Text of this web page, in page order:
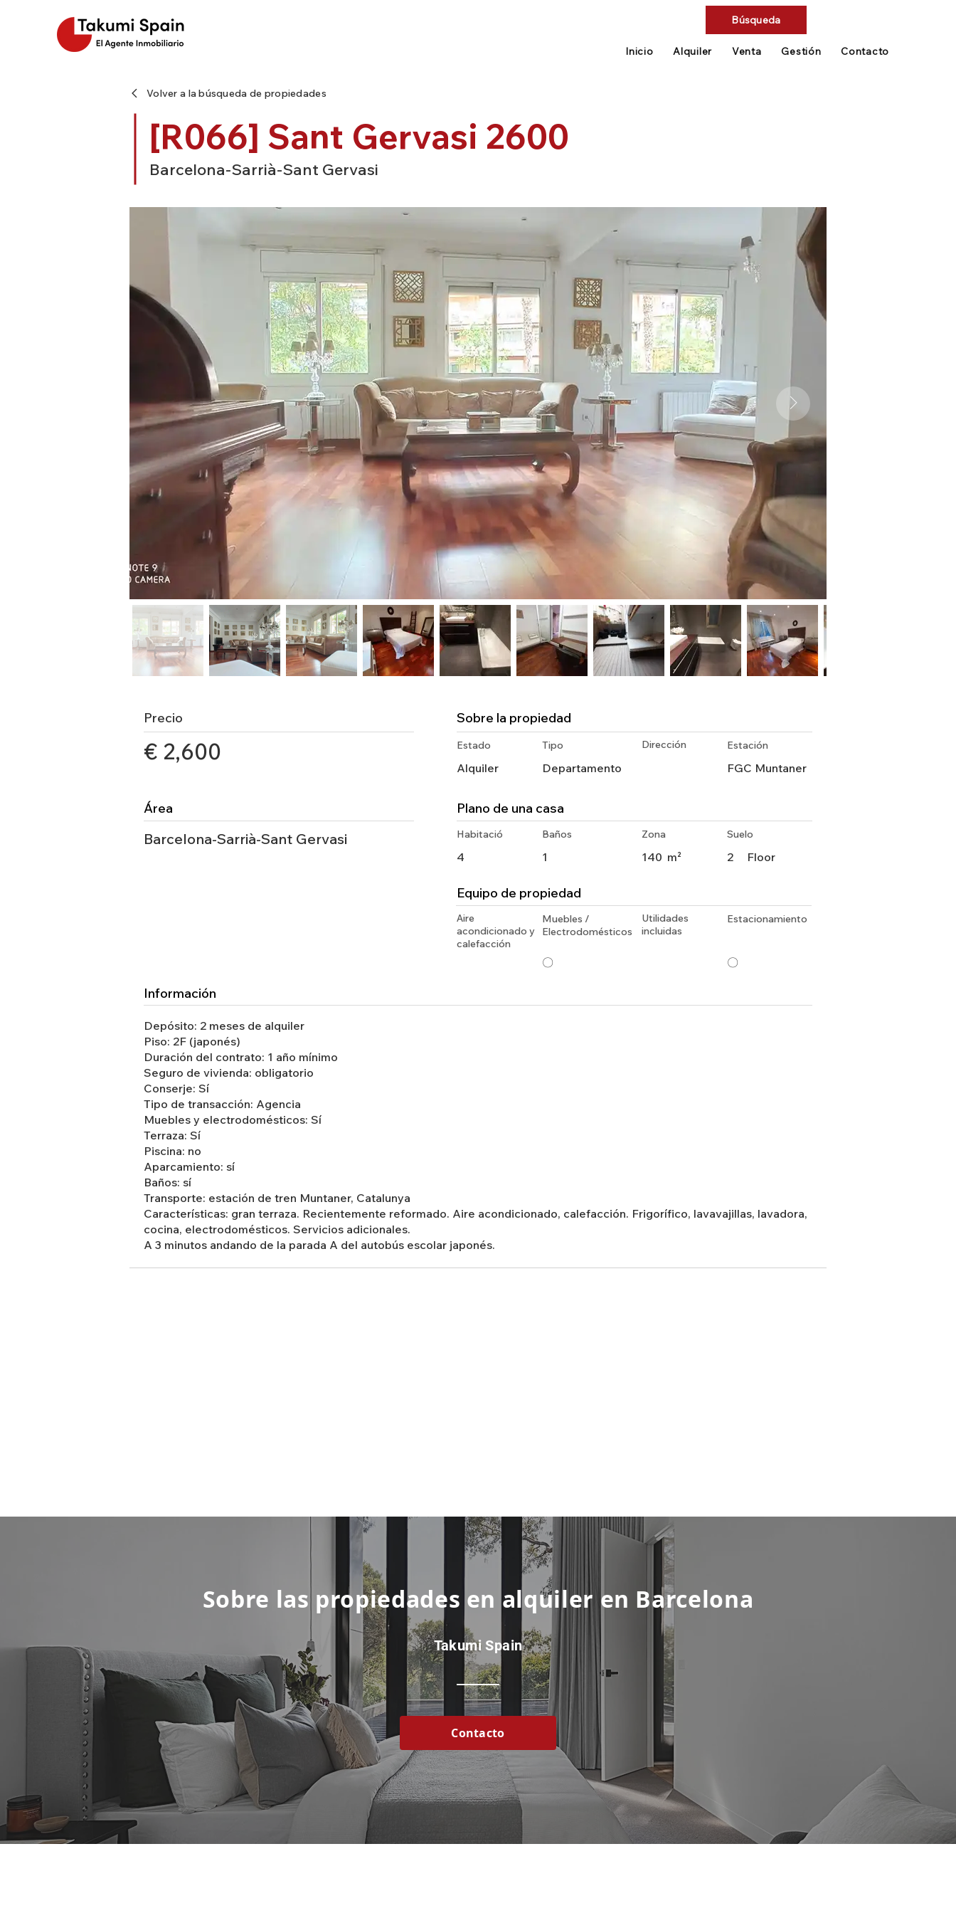
Búsqueda
Inicio Alquiler Venta Gestión Contacto
Volver a la búsqueda de propiedades
[R066] Sant Gervasi 2600
Barcelona-Sarrià-Sant Gervasi
Precio
€ 2,600
Área
Barcelona-Sarrià-Sant Gervasi
Sobre la propiedad
Estado
Alquiler
Tipo
Departamento
Dirección Estación
FGC Muntaner
Plano de una casa
Habitació Baños Zona Suelo
4 1 140 m² 2 Floor
Equipo de propiedad
Aire
acondicionado y
calefacción
Muebles /
Electrodomésticos
〇
Utilidades
incluidas
Estacionamiento
〇
Información
Depósito: 2 meses de alquiler
Piso: 2F (japonés)
Duración del contrato: 1 año mínimo
Seguro de vivienda: obligatorio
Conserje: Sí
Tipo de transacción: Agencia
Muebles y electrodomésticos: Sí
Terraza: Sí
Piscina: no
Aparcamiento: sí
Baños: sí
Transporte: estación de tren Muntaner, Catalunya
Características: gran terraza. Recientemente reformado. Aire acondicionado, calefacción. Frigorífico, lavavajillas, lavadora,
cocina, electrodomésticos. Servicios adicionales.
A 3 minutos andando de la parada A del autobús escolar japonés.
Sobre las propiedades en alquiler en Barcelona
Takumi Spain
Contacto